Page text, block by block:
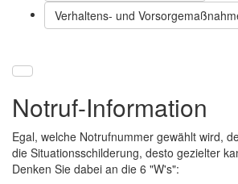
Verhaltens- und
Notruf-Information
Egal, welche Notrufnummer gewählt wird,
die Situationsschilderung, desto gezielter
Denken Sie dabei an die 6 "W's":